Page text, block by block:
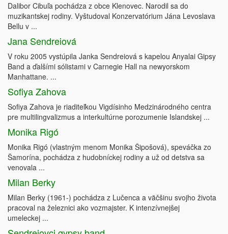
Dalibor Cibuľa pochádza z obce Klenovec. Narodil sa do
muzikantskej rodiny. Vyštudoval Konzervatórium Jána Levoslava
Bellu v ...
Jana Sendreiová
V roku 2005 vystúpila Janka Sendreiová s kapelou Anyalai Gipsy
Band a ďalšími sólistami v Carnegie Hall na newyorskom
Manhattane. ...
Sofiya Zahova
Sofiya Zahova je riaditeľkou Vigdísinho Medzinárodného centra
pre multilingvalizmus a interkultúrne porozumenie Islandskej ...
Monika Rigó
Monika Rigó (vlastným menom Monika Šipošová), speváčka zo
Šamorína, pochádza z hudobníckej rodiny a už od detstva sa
venovala ...
Milan Berky
Milan Berky (1961-) pochádza z Lučenca a väčšinu svojho života
pracoval na železnici ako vozmajster. K intenzívnejšej
umeleckej ...